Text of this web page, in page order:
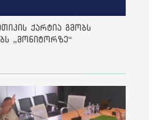
ქარტია გმობს
„მონიტორზე“